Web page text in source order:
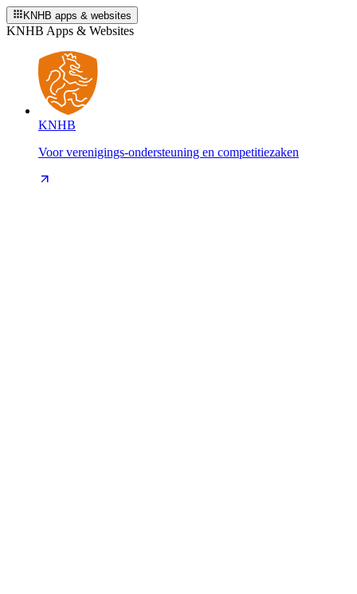
KNHB apps & websites
KNHB Apps & Websites
KNHB
Voor verenigings-ondersteuning en competitiezaken